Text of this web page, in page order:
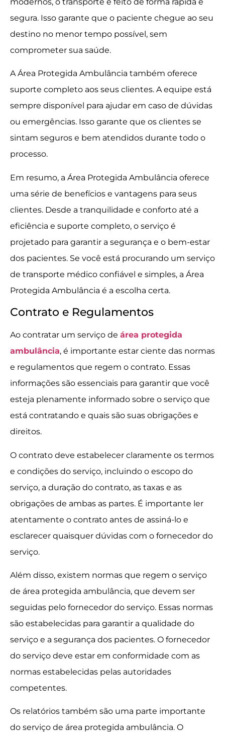
segura. Isso garante que o paciente chegue ao seu
destino no menor tempo possível, sem
comprometer sua saúde.
A Área Protegida Ambulância também oferece
suporte completo aos seus clientes. A equipe está
sempre disponível para ajudar em caso de dúvidas
ou emergências. Isso garante que os clientes se
sintam seguros e bem atendidos durante todo o
processo.
Em resumo, a Área Protegida Ambulância oferece
uma série de benefícios e vantagens para seus
clientes. Desde a tranquilidade e conforto até a
eficiência e suporte completo, o serviço é
projetado para garantir a segurança e o bem-estar
dos pacientes. Se você está procurando um serviço
de transporte médico confiável e simples, a Área
Protegida Ambulância é a escolha certa.
Contrato e Regulamentos
Ao contratar um serviço de área protegida
ambulância, é importante estar ciente das normas
e regulamentos que regem o contrato. Essas
informações são essenciais para garantir que você
esteja plenamente informado sobre o serviço que
está contratando e quais são suas obrigações e
direitos.
O contrato deve estabelecer claramente os termos
e condições do serviço, incluindo o escopo do
serviço, a duração do contrato, as taxas e as
obrigações de ambas as partes. É importante ler
atentamente o contrato antes de assiná-lo e
esclarecer quaisquer dúvidas com o fornecedor do
serviço.
Além disso, existem normas que regem o serviço
de área protegida ambulância, que devem ser
seguidas pelo fornecedor do serviço. Essas normas
são estabelecidas para garantir a qualidade do
serviço e a segurança dos pacientes. O fornecedor
do serviço deve estar em conformidade com as
normas estabelecidas pelas autoridades
competentes.
Os relatórios também são uma parte importante
do serviço de área protegida ambulância. O